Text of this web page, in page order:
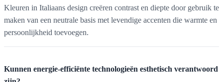
Kleuren in Italiaans design creëren contrast en diepte door gebruik te
maken van een neutrale basis met levendige accenten die warmte en
persoonlijkheid toevoegen.
Kunnen energie-efficiënte technologieën esthetisch verantwoord